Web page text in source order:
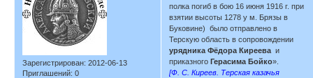
Зарегистрирован: 2012-06-13
Приглашений: 0
полка погиб в бою 16 июня 1916 г. при
взятии высоты 1278 у м. Брязы в
Буковине) было отправлено в
Терскую область в сопровождении
урядника Фёдора Киреева и
приказногоГерасима Бойко».
[Ф. С. Киреев. Терская казачья